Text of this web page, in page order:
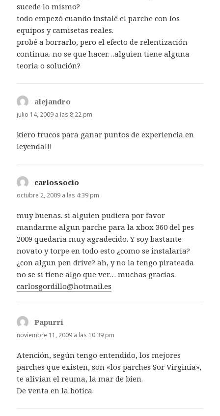
sucede lo mismo?
todo empezó cuando instalé el parche con los
equipos y camisetas reales.
probé a borrarlo, pero el efecto de relentización
continua. no se que hacer…alguien tiene alguna
teoria o solución?
alejandro
julio 14, 2009 a las 8:22 pm
kiero trucos para ganar puntos de experiencia en
leyenda!!!
carlossocio
octubre 2, 2009 a las 4:39 pm
muy buenas. si alguien pudiera por favor
mandarme algun parche para la xbox 360 del pes
2009 quedaria muy agradecido. Y soy bastante
novato y torpe en todo esto ¿como se instalaria?
¿con algun pen drive? ah, y no la tengo pirateada
no se si tiene algo que ver… muchas gracias.
carlosgordillo@hotmail.es
Papurri
noviembre 11, 2009 a las 10:39 pm
Atención, según tengo entendido, los mejores
parches que existen, son «los parches Sor Virginia»,
te alivian el reuma, la mar de bien.
De venta en la botica.